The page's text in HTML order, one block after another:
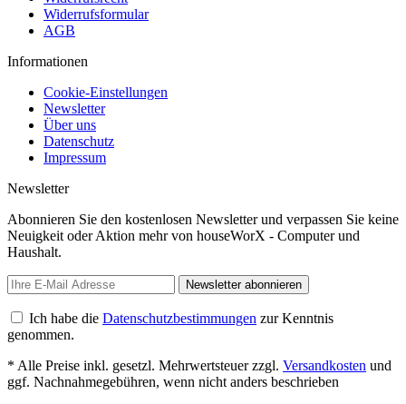
Widerrufsformular
AGB
Informationen
Cookie-Einstellungen
Newsletter
Über uns
Datenschutz
Impressum
Newsletter
Abonnieren Sie den kostenlosen Newsletter und verpassen Sie keine
Neuigkeit oder Aktion mehr von houseWorX - Computer und
Haushalt.
Newsletter abonnieren
Ich habe die Datenschutzbestimmungen zur Kenntnis
genommen.
* Alle Preise inkl. gesetzl. Mehrwertsteuer zzgl. Versandkosten und
ggf. Nachnahmegebühren, wenn nicht anders beschrieben